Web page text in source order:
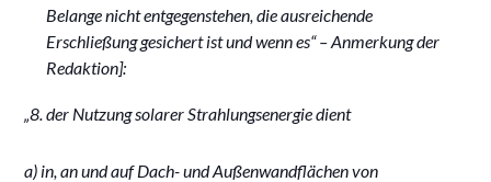
Belange nicht entgegenstehen, die ausreichende
Erschließung gesichert ist und wenn es“ – Anmerkung der
Redaktion]:
„8. der Nutzung solarer Strahlungsenergie dient
a) in, an und auf Dach- und Außenwandflächen von